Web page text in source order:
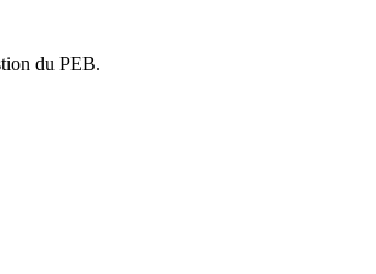
du PEB.